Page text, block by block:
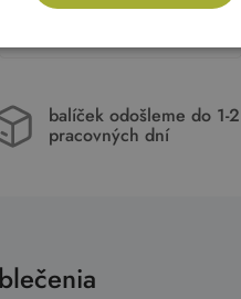
balíček odošleme do 1-2
pracovných dní